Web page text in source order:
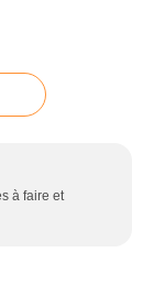
à faire et